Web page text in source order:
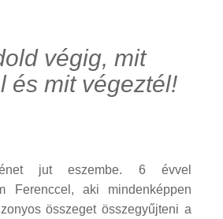
végig, mit
és mit végeztél!
jut eszembe. 6 évvel
Ferenccel, aki mindenképpen
összeget összegyűjteni a